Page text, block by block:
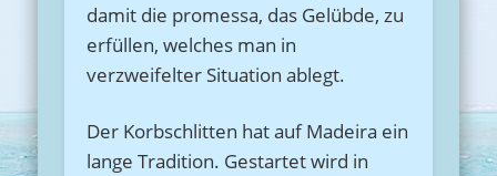
damit die promessa, das Gelübde, zu
erfüllen, welches man in
verzweifelter Situation ablegt.
Der Korbschlitten hat auf Madeira ein
lange Tradition. Gestartet wird in